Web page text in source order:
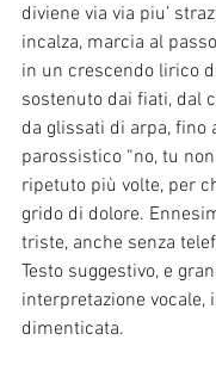
diviene via via piu’
incalza, marcia al
in un crescendo lirico
sostenuto dai fiati, dal
da glissati di arpa, fino
parossistico “no, tu
ripetuto più volte, per
grido di dolore.
triste, anche senza
Testo suggestivo, e
interpretazione vocale,
dimenticata.